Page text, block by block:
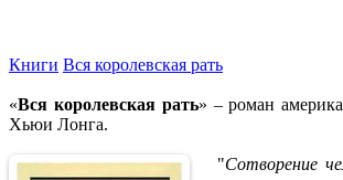
Книги Вся королевская рать
«Вся королевская рать» – роман
Хьюи Лонга.
"Сотворение